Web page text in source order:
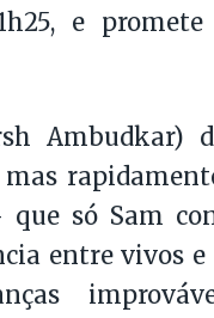
e promete
Ambudkar)
só Sam
entre vivos